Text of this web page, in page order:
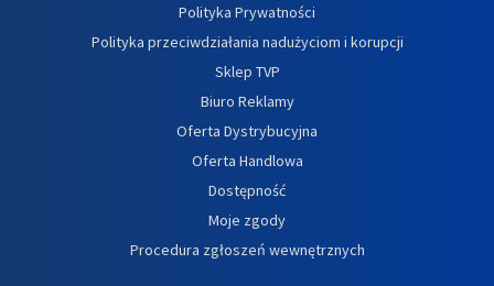
Polityka Prywatności
Polityka przeciwdziałania nadużyciom i korupcji
Sklep TVP
Biuro Reklamy
Oferta Dystrybucyjna
Oferta Handlowa
Dostępność
Moje zgody
Procedura zgłoszeń wewnętrznych